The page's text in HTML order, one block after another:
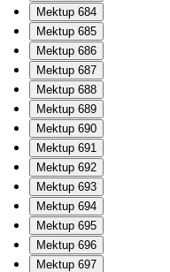
Mektup 684
Mektup 685
Mektup 686
Mektup 687
Mektup 688
Mektup 689
Mektup 690
Mektup 691
Mektup 692
Mektup 693
Mektup 694
Mektup 695
Mektup 696
Mektup 697